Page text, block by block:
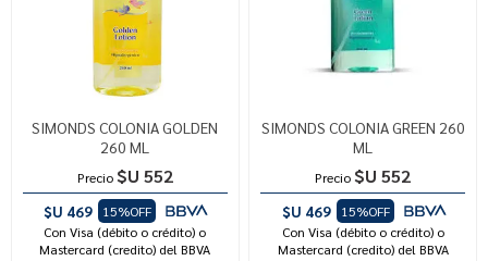
SIMONDS COLONIA GOLDEN
260 ML
Precio $U 552
$U 469
15%OFF
Con Visa (débito o crédito) o
Mastercard (credito) del BBVA
SIMONDS COLONIA GREEN 260
ML
Precio $U 552
$U 469
15%OFF
Con Visa (débito o crédito) o
Mastercard (credito) del BBVA